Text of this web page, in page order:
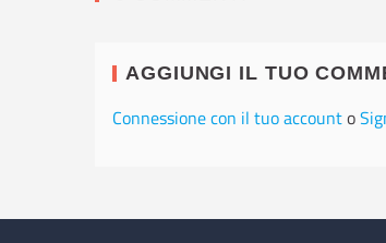
AGGIUNGI IL TUO
Connessione con il tuo accounto